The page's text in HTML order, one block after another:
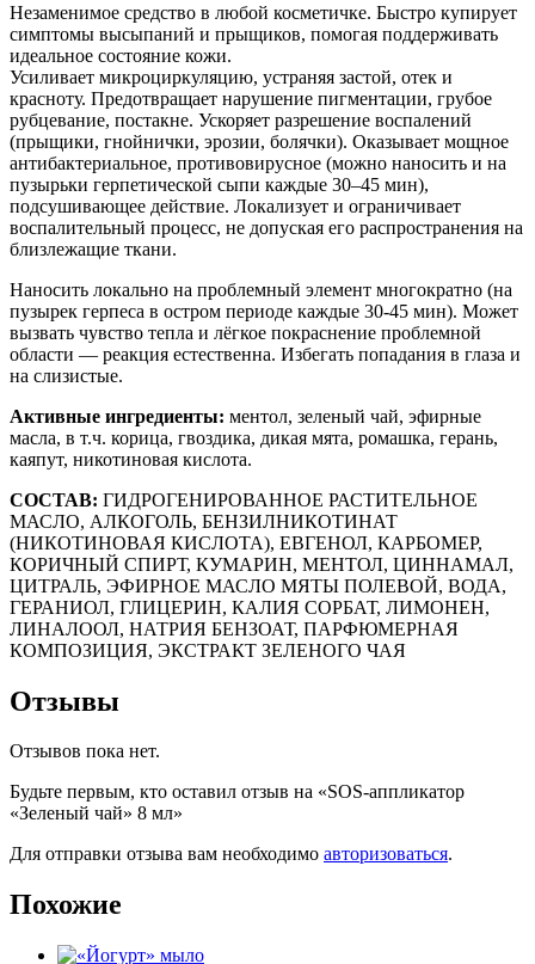
Незаменимое средство в любой косметичке. Быстро купирует
симптомы высыпаний и прыщиков, помогая поддерживать
идеальное состояние кожи.
Усиливает микроциркуляцию, устраняя застой, отек и
красноту. Предотвращает нарушение пигментации, грубое
рубцевание, постакне. Ускоряет разрешение воспалений
(прыщики, гнойнички, эрозии, болячки). Оказывает мощное
антибактериальное, противовирусное (можно наносить и на
пузырьки герпетической сыпи каждые 30–45 мин),
подсушивающее действие. Локализует и ограничивает
воспалительный процесс, не допуская его распространения на
близлежащие ткани.
Наносить локально на проблемный элемент многократно (на
пузырек герпеса в остром периоде каждые 30-45 мин). Может
вызвать чувство тепла и лёгкое покраснение проблемной
области — реакция естественна. Избегать попадания в глаза и
на слизистые.
Активные ингредиенты: ментол, зеленый чай, эфирные
масла, в т.ч. корица, гвоздика, дикая мята, ромашка, герань,
каяпут, никотиновая кислота.
СОСТАВ: ГИДРОГЕНИРОВАННОЕ РАСТИТЕЛЬНОЕ
МАСЛО, АЛКОГОЛЬ, БЕНЗИЛНИКОТИНАТ
(НИКОТИНОВАЯ КИСЛОТА), ЕВГЕНОЛ, КАРБОМЕР,
КОРИЧНЫЙ СПИРТ, КУМАРИН, МЕНТОЛ, ЦИННАМАЛ,
ЦИТРАЛЬ, ЭФИРНОЕ МАСЛО МЯТЫ ПОЛЕВОЙ, ВОДА,
ГЕРАНИОЛ, ГЛИЦЕРИН, КАЛИЯ СОРБАТ, ЛИМОНЕН,
ЛИНАЛООЛ, НАТРИЯ БЕНЗОАТ, ПАРФЮМЕРНАЯ
КОМПОЗИЦИЯ, ЭКСТРАКТ ЗЕЛЕНОГО ЧАЯ
Отзывы
Отзывов пока нет.
Будьте первым, кто оставил отзыв на «SOS-аппликатор
«Зеленый чай» 8 мл»
Для отправки отзыва вам необходимо авторизоваться.
Похожие